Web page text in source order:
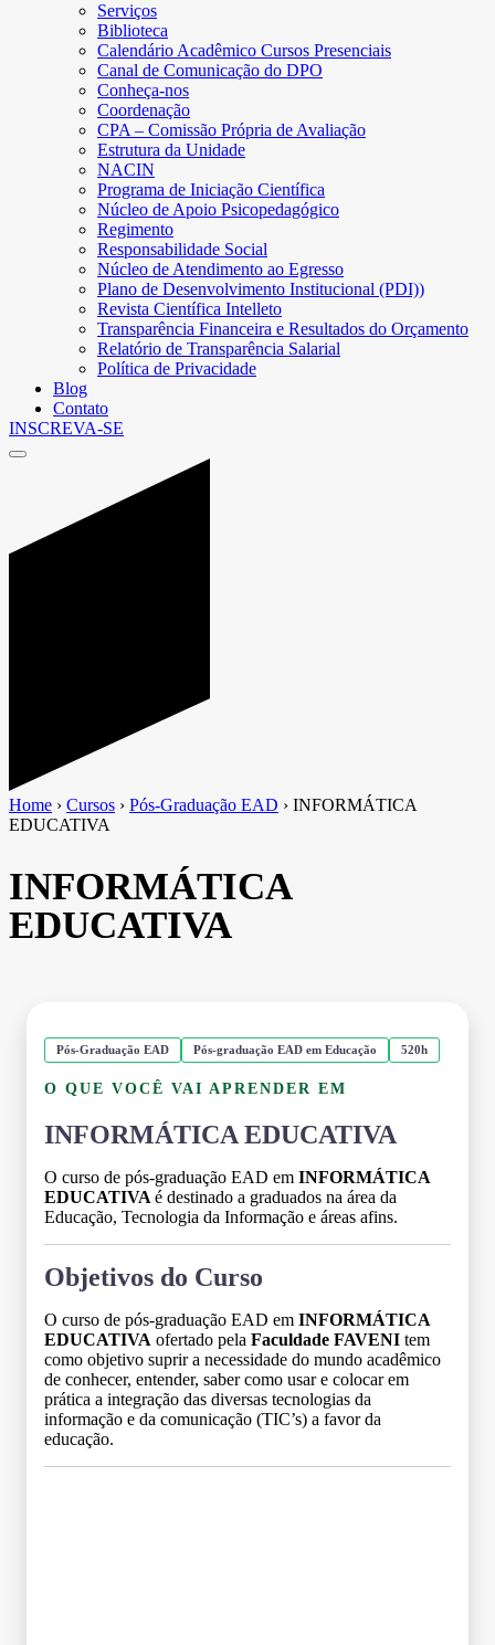
Serviços
Biblioteca
Calendário Acadêmico Cursos Presenciais
Canal de Comunicação do DPO
Conheça-nos
Coordenação
CPA – Comissão Própria de Avaliação
Estrutura da Unidade
NACIN
Programa de Iniciação Científica
Núcleo de Apoio Psicopedagógico
Regimento
Responsabilidade Social
Núcleo de Atendimento ao Egresso
Plano de Desenvolvimento Institucional (PDI))
Revista Científica Intelleto
Transparência Financeira e Resultados do Orçamento
Relatório de Transparência Salarial
Política de Privacidade
Blog
Contato
INSCREVA-SE
Home › Cursos › Pós-Graduação EAD › INFORMÁTICA
EDUCATIVA
INFORMÁTICA
EDUCATIVA
Pós-Graduação EAD Pós-graduação EAD em Educação 520h
O QUE VOCÊ VAI APRENDER EM
INFORMÁTICA EDUCATIVA
O curso de pós-graduação EAD em INFORMÁTICA
EDUCATIVA é destinado a graduados na área da
Educação, Tecnologia da Informação e áreas afins.
Objetivos do Curso
O curso de pós-graduação EAD em INFORMÁTICA
EDUCATIVA ofertado pela Faculdade FAVENI tem
como objetivo suprir a necessidade do mundo acadêmico
de conhecer, entender, saber como usar e colocar em
prática a integração das diversas tecnologias da
informação e da comunicação (TIC’s) a favor da
educação.